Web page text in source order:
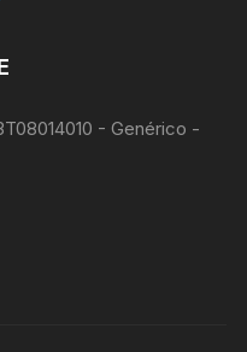
- Genérico -